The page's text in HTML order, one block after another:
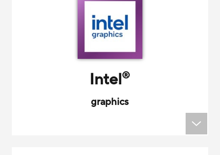
Intel®
graphics